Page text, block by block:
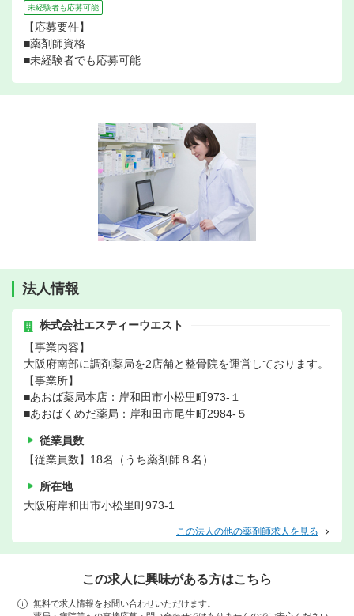
未経験者も応募可能
【応募要件】
■薬剤師資格
■未経験者でも応募可能
法人情報
株式会社エスティーウエスト
【事業内容】
大阪府南部に調剤薬局を2店舗と整骨院を運営しております。
【事業所】
■あおば薬局本店：岸和田市小松里町973-１
■あおばくめだ薬局：岸和田市尾生町2984-５
従業員数
【従業員数】18名（うち薬剤師８名）
所在地
大阪府岸和田市小松里町973-1
この法人の他の薬剤師求人を見る
この求人に興味がある方はこちら
無料で求人情報をお問い合わせいただけます。